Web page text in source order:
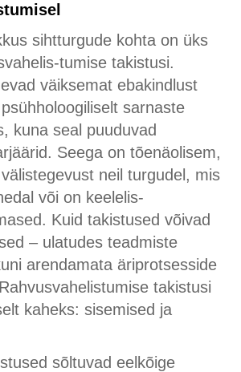
sihtturgude kohta on üks
tumise takistusi.
väiksemat ebakindlust
sarnaste
kuna seal puuduvad
Seega on tõenäolisem,
neil turgudel, mis
või on keelelis-
Kuid takistused võivad
– ulatudes teadmiste
arendamata äriprotsesside
takistusi
kaheks: sisemised ja
sõltuvad eelkõige